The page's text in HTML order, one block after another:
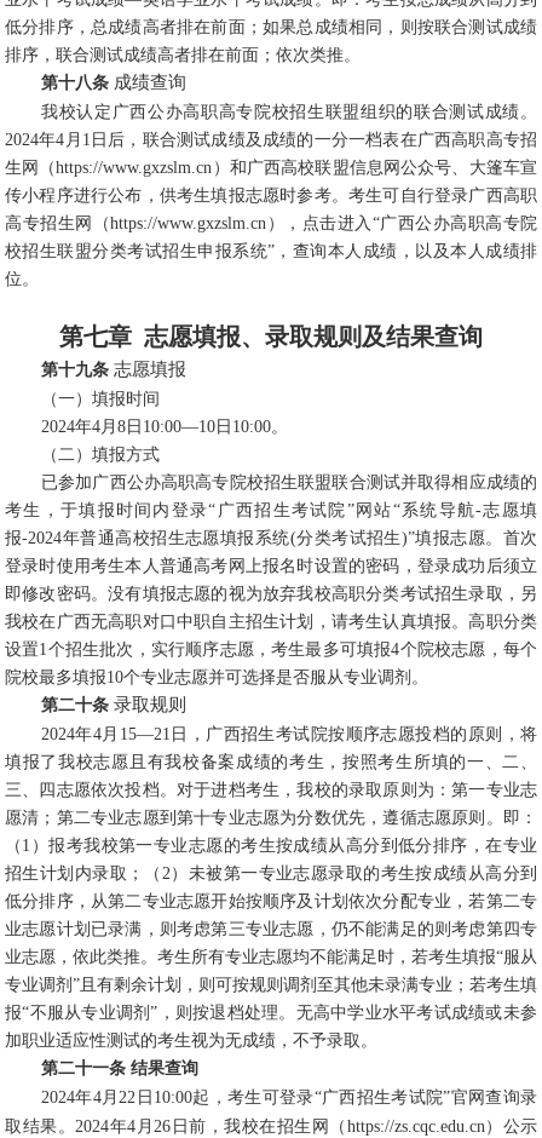
低分排序，总成绩高者排在前面；如果总成绩相同，则按联合测试成绩
排序，联合测试成绩高者排在前面；依次类推。
第十八条 成绩查询
我校认定广西公办高职高专院校招生联盟组织的联合测试成绩。
2024年4月1日后，联合测试成绩及成绩的一分一档表在广西高职高专招
生网（https://www.gxzslm.cn）和广西高校联盟信息网公众号、大篷车宣
传小程序进行公布，供考生填报志愿时参考。考生可自行登录广西高职
高专招生网（https://www.gxzslm.cn），点击进入“广西公办高职高专院
校招生联盟分类考试招生申报系统”，查询本人成绩，以及本人成绩排
位。
第七章 志愿填报、录取规则及结果查询
第十九条 志愿填报
（一）填报时间
2024年4月8日10:00—10日10:00。
（二）填报方式
已参加广西公办高职高专院校招生联盟联合测试并取得相应成绩的
考生，于填报时间内登录“广西招生考试院”网站“系统导航-志愿填
报-2024年普通高校招生志愿填报系统(分类考试招生)”填报志愿。首次
登录时使用考生本人普通高考网上报名时设置的密码，登录成功后须立
即修改密码。没有填报志愿的视为放弃我校高职分类考试招生录取，另
我校在广西无高职对口中职自主招生计划，请考生认真填报。高职分类
设置1个招生批次，实行顺序志愿，考生最多可填报4个院校志愿，每个
院校最多填报10个专业志愿并可选择是否服从专业调剂。
第二十条 录取规则
2024年4月15—21日，广西招生考试院按顺序志愿投档的原则，将
填报了我校志愿且有我校备案成绩的考生，按照考生所填的一、二、
三、四志愿依次投档。对于进档考生，我校的录取原则为：第一专业志
愿清；第二专业志愿到第十专业志愿为分数优先，遵循志愿原则。即：
（1）报考我校第一专业志愿的考生按成绩从高分到低分排序，在专业
招生计划内录取；（2）未被第一专业志愿录取的考生按成绩从高分到
低分排序，从第二专业志愿开始按顺序及计划依次分配专业，若第二专
业志愿计划已录满，则考虑第三专业志愿，仍不能满足的则考虑第四专
业志愿，依此类推。考生所有专业志愿均不能满足时，若考生填报“服从
专业调剂”且有剩余计划，则可按规则调剂至其他未录满专业；若考生填
报“不服从专业调剂”，则按退档处理。无高中学业水平考试成绩或未参
加职业适应性测试的考生视为无成绩，不予录取。
第二十一条 结果查询
2024年4月22日10:00起，考生可登录“广西招生考试院”官网查询录
取结果。2024年4月26日前，我校在招生网（https://zs.cqc.edu.cn）公示